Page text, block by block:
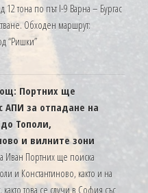
без
в
система
12 тона по път I-9 Варна – Бургас
Обходен маршрут:
“Ришки”
Портних ще
АПИ за отпадане на
Тополи,
и вилните зони
Иван Портних ще поиска
и Константиново, както и на
това се случи в София със